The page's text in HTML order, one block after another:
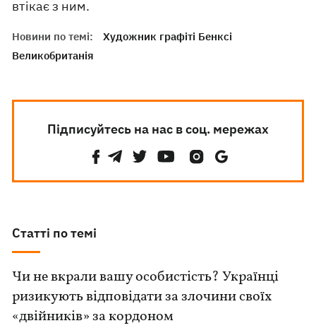
втікає з ним.
Новини по темі:
Художник графіті Бенксі
Великобританія
Підписуйтесь на нас в соц. мережах
Статті по темі
Чи не вкрали вашу особистість? Українці
ризикують відповідати за злочини своїх
«двійників» за кордоном